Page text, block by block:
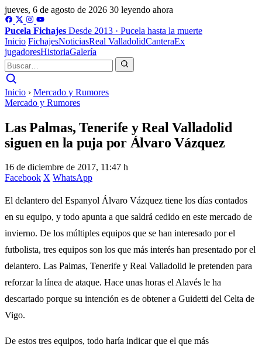
jueves, 6 de agosto de 2026 30 leyendo ahora
Pucela Fichajes Desde 2013 · Pucela hasta la muerte
Inicio FichajesNoticiasReal ValladolidCanteraEx
jugadoresHistoriaGalería
Inicio › Mercado y Rumores
Mercado y Rumores
Las Palmas, Tenerife y Real Valladolid
siguen en la puja por Álvaro Vázquez
16 de diciembre de 2017, 11:47 h
Facebook X WhatsApp
El delantero del Espanyol Álvaro Vázquez tiene los días contados
en su equipo, y todo apunta a que saldrá cedido en este mercado de
invierno. De los múltiples equipos que se han interesado por el
futbolista, tres equipos son los que más interés han presentado por el
delantero. Las Palmas, Tenerife y Real Valladolid le pretenden para
reforzar la línea de ataque. Hace unas horas el Alavés le ha
descartado porque su intención es de obtener a Guidetti del Celta de
Vigo.
De estos tres equipos, todo haría indicar que el que más